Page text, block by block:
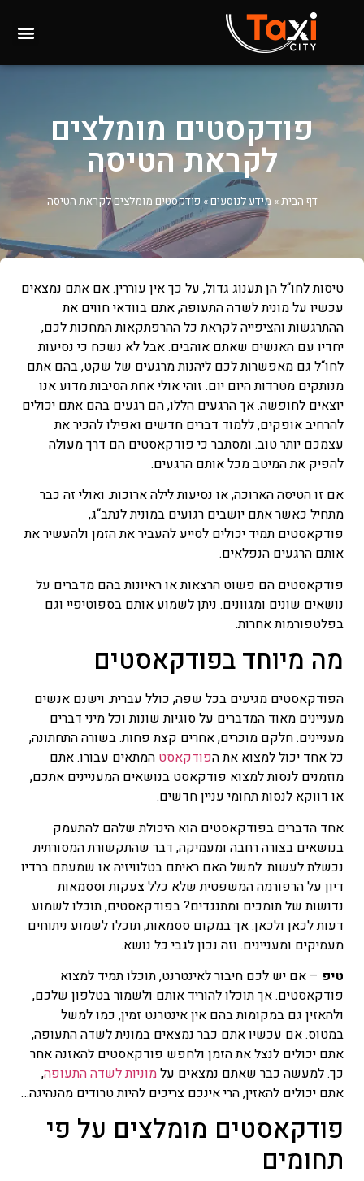
פודקסטים מומלצים
לקראת הטיסה
דף הבית» מידע לנוסעים» פודקסטים מומלצים לקראת הטיסה
טיסות לחו“ל הן תענוג גדול, על כך אין עוררין. אם אתם נמצאים
עכשיו על מונית לשדה התעופה, אתם בוודאי חווים את
ההתרגשות והציפייה לקראת כל ההרפתקאות המחכות לכם,
יחדיו עם האנשים שאתם אוהבים. אבל לא נשכח כי נסיעות
לחו“ל גם מאפשרות לכם ליהנות מרגעים של שקט, בהם אתם
מנותקים מטרדות היום יום. זוהי אולי אחת הסיבות מדוע אנו
יוצאים לחופשה. אך הרגעים הללו, הם רגעים בהם אתם יכולים
להרחיב אופקים, ללמוד דברים חדשים ואפילו להכיר את
עצמכם יותר טוב. ומסתבר כי פודקאסטים הם דרך מעולה
להפיק את המיטב מכל אותם הרגעים.
אם זו הטיסה הארוכה, או נסיעות לילה ארוכות. ואולי זה כבר
מתחיל כאשר אתם יושבים רגועים במונית לנתב“ג,
פודקאסטים תמיד יכולים לסייע להעביר את הזמן ולהעשיר את
אותם הרגעים הנפלאים.
פודקאסטים הם פשוט הרצאות או ראיונות בהם מדברים על
נושאים שונים ומגוונים. ניתן לשמוע אותם בספוטיפיי וגם
בפלטפורמות אחרות.
מה מיוחד בפודקאסטים
הפודקאסטים מגיעים בכל שפה, כולל עברית. וישנם אנשים
מעניינים מאוד המדברים על סוגיות שונות וכל מיני דברים
מעניינים. חלקם מוכרים, אחרים קצת פחות. בשורה התחתונה,
כל אחד יכול למצוא את הפודקאסט המתאים עבורו. אתם
מוזמנים לנסות למצוא פודקאסט בנושאים המעניינים אתכם,
או דווקא לנסות תחומי עניין חדשים.
אחד הדברים בפודקאסטים הוא היכולת שלהם להתעמק
בנושאים בצורה רחבה ומעמיקה, דבר שהתקשורת המסורתית
נכשלת לעשות. למשל האם ראיתם בטלוויזיה או שמעתם ברדיו
דיון על הרפורמה המשפטית שלא כלל צעקות וססמאות
נדושות של תומכים ומתנגדים? בפודקאסטים, תוכלו לשמוע
דעות לכאן ולכאן. אך במקום ססמאות, תוכלו לשמוע ניתוחים
מעמיקים ומעניינים. וזה נכון לגבי כל נושא.
טיפ – אם יש לכם חיבור לאינטרנט, תוכלו תמיד למצוא
פודקאסטים. אך תוכלו להוריד אותם ולשמור בטלפון שלכם,
ולהאזין גם במקומות בהם אין אינטרנט זמין, כמו למשל
במטוס. אם עכשיו אתם כבר נמצאים במונית לשדה התעופה,
אתם יכולים לנצל את הזמן ולחפש פודקאסטים להאזנה אחר
כך. למעשה כבר שאתם נמצאים עלמוניות לשדה התעופה,
אתם יכולים להאזין, הרי אינכם צריכים להיות טרודים מהנהיגה…
פודקאסטים מומלצים על פי
תחומים